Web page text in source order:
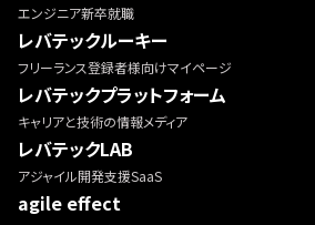
エンジニア新卒就職
レバテックルーキー
フリーランス登録者様向けマイページ
レバテックプラットフォーム
キャリアと技術の情報メディア
レバテックLAB
アジャイル開発支援SaaS
agile effect